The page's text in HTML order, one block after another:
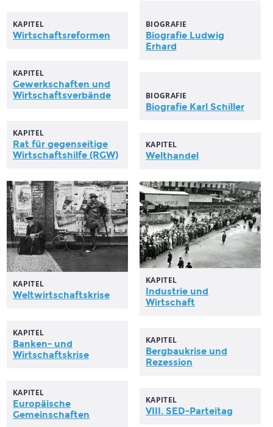
BIOGRAFIE
Biografie Ludwig
Erhard
KAPITEL
Wirtschaftsreformen
KAPITEL
Gewerkschaften und
Wirtschaftsverbände
BIOGRAFIE
Biografie Karl Schiller
KAPITEL
Rat für gegenseitige
Wirtschaftshilfe (RGW)
KAPITEL
Welthandel
KAPITEL
Weltwirtschaftskrise
KAPITEL
Industrie und
Wirtschaft
KAPITEL
Banken- und
Wirtschaftskrise
KAPITEL
Bergbaukrise und
Rezession
KAPITEL
Europäische
Gemeinschaften
KAPITEL
VIII. SED-Parteitag